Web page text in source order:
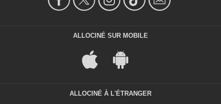
ALLOCINÉ SUR MOBILE
ALLOCINÉ À L'ÉTRANGER